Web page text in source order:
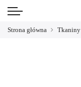
Strona główna Tkaniny